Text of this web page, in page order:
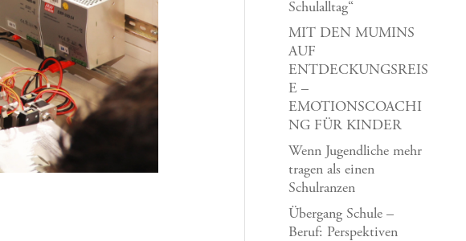
Schulalltag“
MIT DEN MUMINS
AUF
ENTDECKUNGSREIS
E –
EMOTIONSCOACHI
NG FÜR KINDER
Wenn Jugendliche mehr
tragen als einen
Schulranzen
Übergang Schule –
Beruf: Perspektiven